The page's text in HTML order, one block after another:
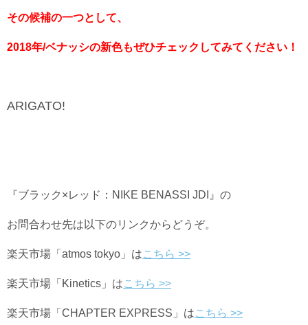
その候補の一つとして、
2018年/ベナッシの新色もぜひチェックしてみてください！
ARIGATO!
『ブラック×レッド：NIKE BENASSI JDI』の
お問合わせ先は以下のリンクからどうぞ。
楽天市場「atmos tokyo」はこちら >>
楽天市場「Kinetics」はこちら >>
楽天市場「CHAPTER EXPRESS」はこちら >>